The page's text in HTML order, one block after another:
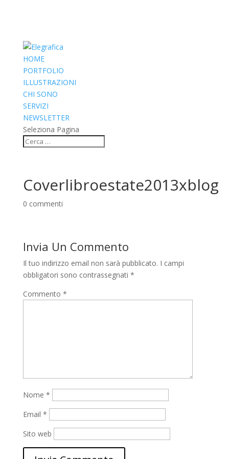
HOME
PORTFOLIO
ILLUSTRAZIONI
CHI SONO
SERVIZI
NEWSLETTER
Seleziona Pagina
Coverlibroestate2013xblog
0 commenti
Invia Un Commento
Il tuo indirizzo email non sarà pubblicato. I campi
obbligatori sono contrassegnati *
Commento *
Nome *
Email *
Sito web